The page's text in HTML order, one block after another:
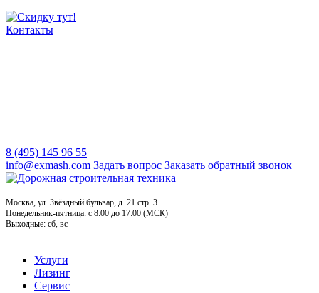
Контакты
8 (495) 145 96 55
info@exmash.com Задать вопрос Заказать обратный звонок
Москва, ул. Звёздный бульвар, д. 21 стр. 3
Понедельник-пятница: c 8:00 до 17:00 (МСК)
Выходные: сб, вс
Услуги
Лизинг
Сервис